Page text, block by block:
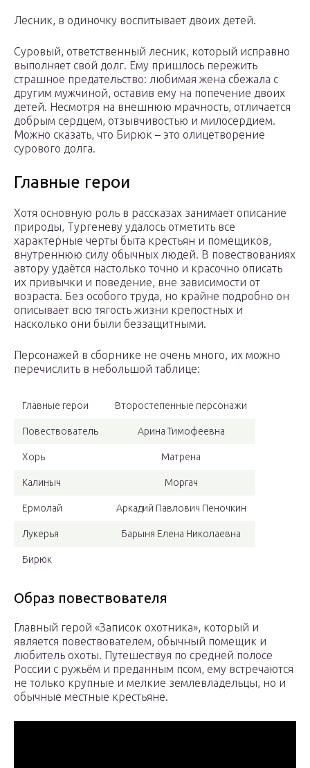
Лесник, в одиночку воспитывает двоих детей.
Суровый, ответственный лесник, который исправно
выполняет свой долг. Ему пришлось пережить
страшное предательство: любимая жена сбежала с
другим мужчиной, оставив ему на попечение двоих
детей. Несмотря на внешнюю мрачность, отличается
добрым сердцем, отзывчивостью и милосердием.
Можно сказать, что Бирюк – это олицетворение
сурового долга.
Главные герои
Хотя основную роль в рассказах занимает описание
природы, Тургеневу удалось отметить все
характерные черты быта крестьян и помещиков,
внутреннюю силу обычных людей. В повествованиях
автору удаётся настолько точно и красочно описать
их привычки и поведение, вне зависимости от
возраста. Без особого труда, но крайне подробно он
описывает всю тягость жизни крепостных и
насколько они были беззащитными.
Персонажей в сборнике не очень много, их можно
перечислить в небольшой таблице:
Главные герои Второстепенные персонажи
Повествователь Арина Тимофеевна
Хорь Матрена
Калиныч Моргач
Ермолай Аркадий Павлович Пеночкин
Лукерья Барыня Елена Николаевна
Бирюк
Образ повествователя
Главный герой «Записок охотника», который и
является повествователем, обычный помещик и
любитель охоты. Путешествуя по средней полосе
России с ружьём и преданным псом, ему встречаются
не только крупные и мелкие землевладельцы, но и
обычные местные крестьяне.